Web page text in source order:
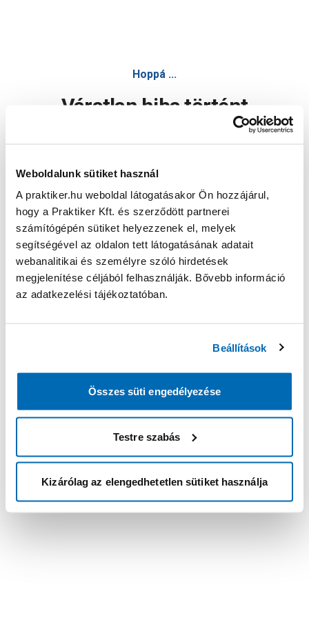
Weboldalunk sütiket használ
A praktiker.hu weboldal látogatásakor Ön hozzájárul,
hogy a Praktiker Kft. és szerződött partnerei
számítógépén sütiket helyezzenek el, melyek
segítségével az oldalon tett látogatásának adatait
webanalitikai és személyre szóló hirdetések
megjelenítése céljából felhasználják. Bővebb információ
az adatkezelési tájékoztatóban.
Beállítások
Összes süti engedélyezése
Testre szabás
Kizárólag az elengedhetetlen sütiket használja
Hoppá ...
Váratlan hiba történt
Oldal újratöltése